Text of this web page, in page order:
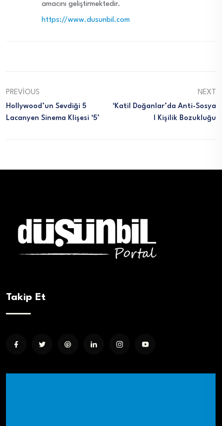
amacını geliştirmektedir.
https://www.dusunbil.com
PREVIOUS
Hollywood’un Sevdiği 5
Lacanyen Sinema Klişesi ‘5’
NEXT
‘Katil Doğanlar’da Anti-Sosya
L Kişilik Bozukluğu
Takip Et